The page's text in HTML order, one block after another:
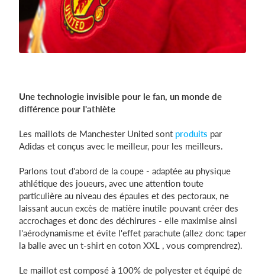
Une technologie invisible pour le fan, un monde de
différence pour l'athlète
Les maillots de Manchester United sont produits par
Adidas et conçus avec le meilleur, pour les meilleurs.
Parlons tout d'abord de la coupe - adaptée au physique
athlétique des joueurs, avec une attention toute
particulière au niveau des épaules et des pectoraux, ne
laissant aucun excès de matière inutile pouvant créer des
accrochages et donc des déchirures - elle maximise ainsi
l'aérodynamisme et évite l'effet parachute (allez donc taper
la balle avec un t-shirt en coton XXL , vous comprendrez).
Le maillot est composé à 100% de polyester et équipé de